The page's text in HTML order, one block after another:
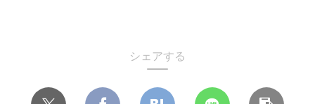
シェアする